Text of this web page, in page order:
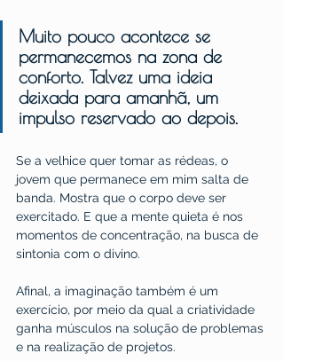
Muito pouco acontece se
permanecemos na zona de
conforto. Talvez uma ideia
deixada para amanhã, um
impulso reservado ao depois.
Se a velhice quer tomar as rédeas, o
jovem que permanece em mim salta de
banda. Mostra que o corpo deve ser
exercitado. E que a mente quieta é nos
momentos de concentração, na busca de
sintonia com o divino.
Afinal, a imaginação também é um
exercício, por meio da qual a criatividade
ganha músculos na solução de problemas
e na realização de projetos.